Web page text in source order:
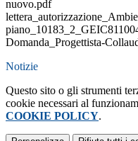
nuovo.pdf
Domanda_Progettista-
Notizie
Questo sito o gli strumenti
cookie necessari al
COOKIE POLICY.